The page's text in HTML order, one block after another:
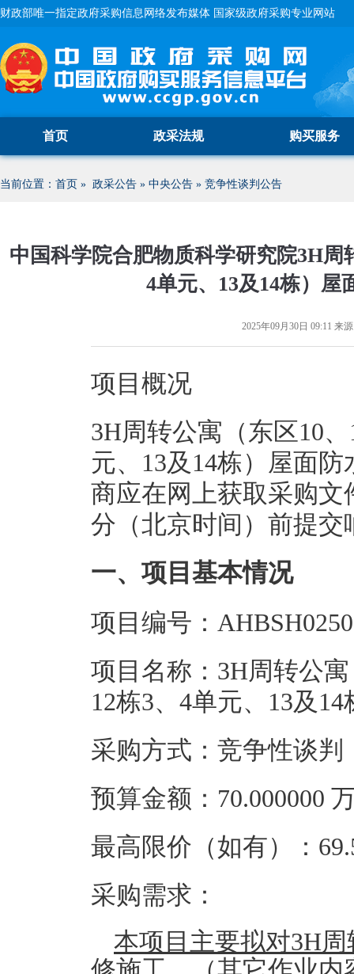
财政部唯一指定政府采购信息网络发布媒体 国家级政府采购专业网站
首页 政采法规 购买服务
当前位置： 首页 » 政采公告 » 中央公告 » 竞争性谈判公告
中国科学院合肥物质科学研究院3H周
4单元、13及14栋）屋
2025年09月30日 09:11 来
项目概况
3H周转公寓（东区10
元、13及14栋）屋面
商应在网上获取采购文
分（北京时间）前提交
一、项目基本情况
项目编号：
项目名称：3H周转公
12栋3、4单元、13及
采购方式：竞争性谈判
预算金额：70.000000
最高限价（如有）：
采购需求：
本项目主要拟对3H